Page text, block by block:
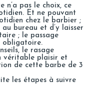
n’a pas le choix, ce
Et ne pouvant
chez le barbier ;
au bureau et d’y laisser
; le passage
obligatoire.
le rasage
véritable plaisir et
de cette barbe de 3
les étapes à suivre